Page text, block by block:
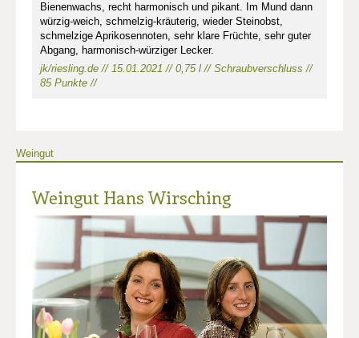
Bienenwachs, recht harmonisch und pikant. Im Mund dann
würzig-weich, schmelzig-kräuterig, wieder Steinobst,
schmelzige Aprikosennoten, sehr klare Früchte, sehr guter
Abgang, harmonisch-würziger Lecker.
jk/riesling.de // 15.01.2021 // 0,75 l // Schraubverschluss //
85 Punkte //
Weingut
Weingut Hans Wirsching